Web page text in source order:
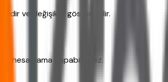
ve değişiklik gösterebilir.
hesaplama yapabilirsiniz.